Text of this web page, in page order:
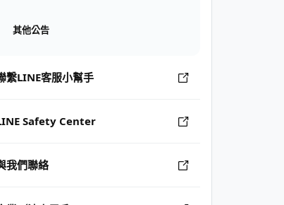
其他公告
繫LINE客服小幫手
Safety Center
我們聯絡